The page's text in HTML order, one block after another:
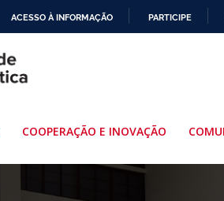
ACESSO À INFORMAÇÃO PARTICIPE
COOPERAÇÃO E INOVAÇÃO